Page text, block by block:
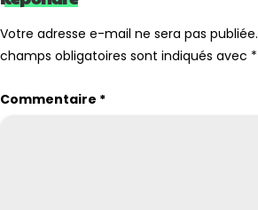
Votre adresse e-mail ne sera pas publiée.
champs obligatoires sont indiqués avec *
Commentaire *